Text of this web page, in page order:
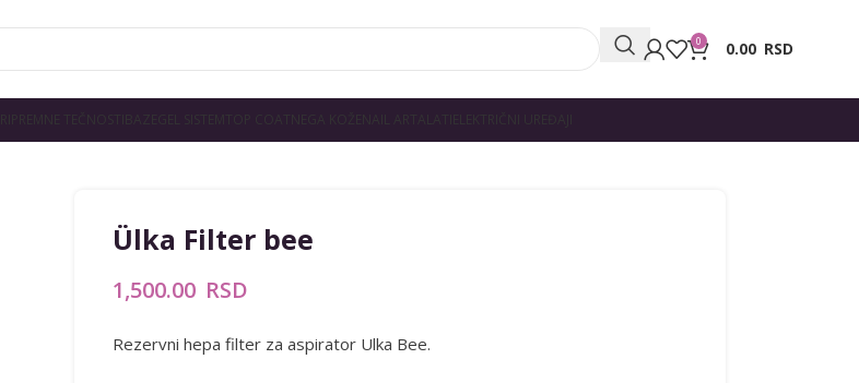
0 0.00 RSD
PRIPREMNE TEČNOSTI BAZE GEL SISTEM NEGA KOŽE NAIL ART ALATI ELEKTRIČNI UREĐAJI
Ülka Filter bee
1,500.00 RSD
Rezervni hepa filter za aspirator Ulka Bee.